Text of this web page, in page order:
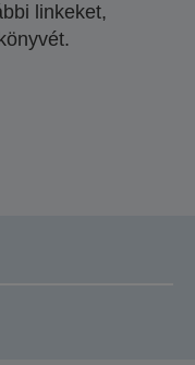
linkeket,